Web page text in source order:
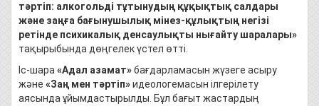
тәртіп: алкогольді тұтынудың құқықтық салдары
және заңға бағынушылық мінез-құлықтың негізі
ретінде психикалық денсаулықты нығайту шаралары»
тақырыбында дөңгелек үстел өтті.
Іс-шара «Адал азамат»бағдарламасын жүзеге асыру
және «Заң мен тәртіп»идеологемасын ілгерілету
аясында ұйымдастырылды. Бұл бағыт жастардың